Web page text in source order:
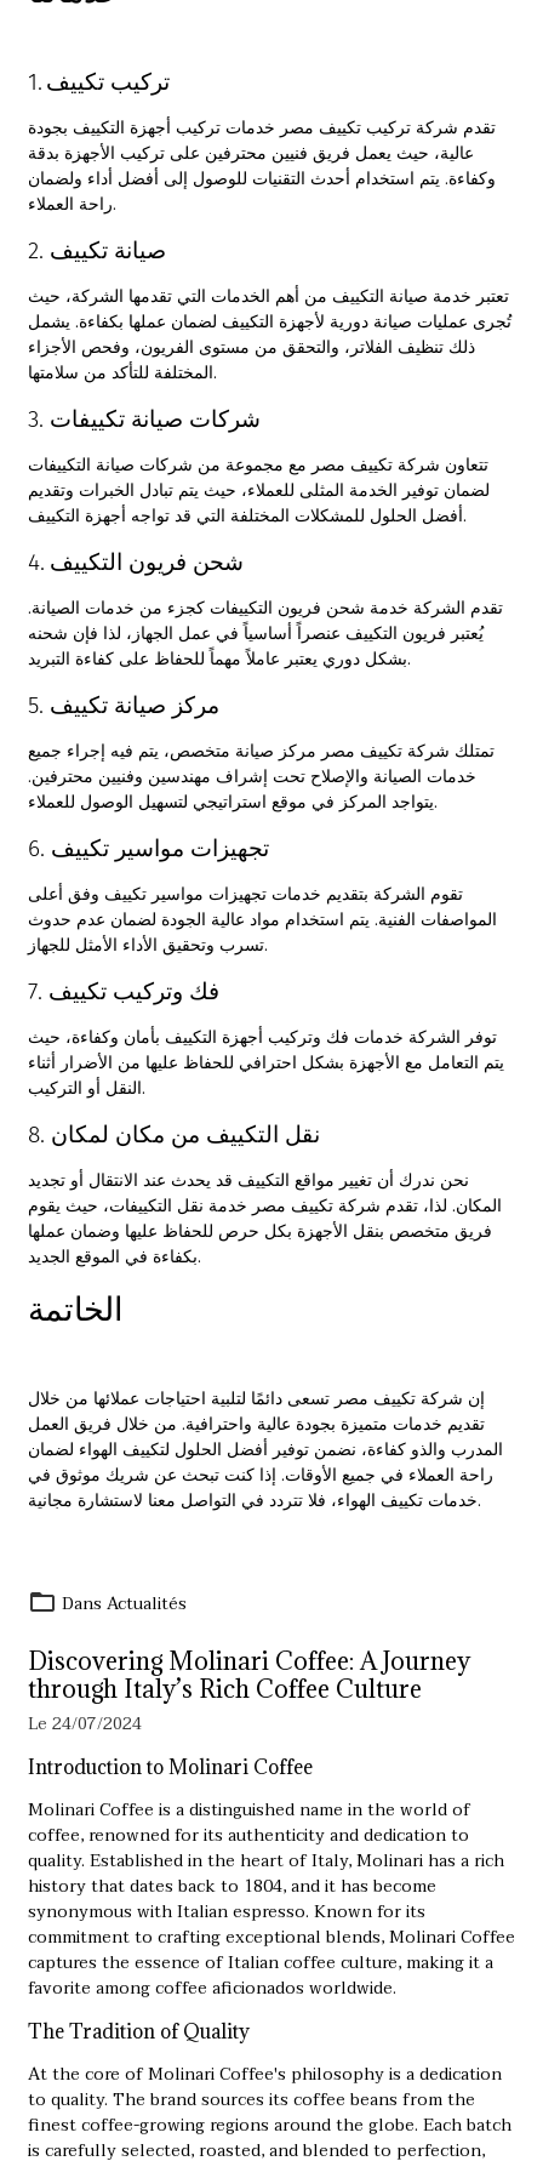
1. تركيب تكييف
تقدم شركة تركيب تكييف مصر خدمات تركيب أجهزة التكييف بجودة
عالية، حيث يعمل فريق فنيين محترفين على تركيب الأجهزة بدقة
وكفاءة. يتم استخدام أحدث التقنيات للوصول إلى أفضل أداء ولضمان
راحة العملاء.
2. صيانة تكييف
تعتبر خدمة صيانة التكييف من أهم الخدمات التي تقدمها الشركة، حيث
تُجرى عمليات صيانة دورية لأجهزة التكييف لضمان عملها بكفاءة. يشمل
ذلك تنظيف الفلاتر، والتحقق من مستوى الفريون، وفحص الأجزاء
المختلفة للتأكد من سلامتها.
3. شركات صيانة تكييفات
تتعاون شركة تكييف مصر مع مجموعة من شركات صيانة التكييفات
لضمان توفير الخدمة المثلى للعملاء، حيث يتم تبادل الخبرات وتقديم
أفضل الحلول للمشكلات المختلفة التي قد تواجه أجهزة التكييف.
4. شحن فريون التكييف
تقدم الشركة خدمة شحن فريون التكييفات كجزء من خدمات الصيانة.
يُعتبر فريون التكييف عنصراً أساسياً في عمل الجهاز، لذا فإن شحنه
بشكل دوري يعتبر عاملاً مهماً للحفاظ على كفاءة التبريد.
5. مركز صيانة تكييف
تمتلك شركة تكييف مصر مركز صيانة متخصص، يتم فيه إجراء جميع
خدمات الصيانة والإصلاح تحت إشراف مهندسين وفنيين محترفين.
يتواجد المركز في موقع استراتيجي لتسهيل الوصول للعملاء.
6. تجهيزات مواسير تكييف
تقوم الشركة بتقديم خدمات تجهيزات مواسير تكييف وفق أعلى
المواصفات الفنية. يتم استخدام مواد عالية الجودة لضمان عدم حدوث
تسرب وتحقيق الأداء الأمثل للجهاز.
7. فك وتركيب تكييف
توفر الشركة خدمات فك وتركيب أجهزة التكييف بأمان وكفاءة، حيث
يتم التعامل مع الأجهزة بشكل احترافي للحفاظ عليها من الأضرار أثناء
النقل أو التركيب.
8. نقل التكييف من مكان لمكان
نحن ندرك أن تغيير مواقع التكييف قد يحدث عند الانتقال أو تجديد
المكان. لذا، تقدم شركة تكييف مصر خدمة نقل التكييفات، حيث يقوم
فريق متخصص بنقل الأجهزة بكل حرص للحفاظ عليها وضمان عملها
بكفاءة في الموقع الجديد.
الخاتمة
إن شركة تكييف مصر تسعى دائمًا لتلبية احتياجات عملائها من خلال
تقديم خدمات متميزة بجودة عالية واحترافية. من خلال فريق العمل
المدرب والذو كفاءة، نضمن توفير أفضل الحلول لتكييف الهواء لضمان
راحة العملاء في جميع الأوقات. إذا كنت تبحث عن شريك موثوق في
خدمات تكييف الهواء، فلا تتردد في التواصل معنا لاستشارة مجانية.
Dans Actualités
Discovering Molinari Coffee: A Journey
through Italy’s Rich Coffee Culture
Le 24/07/2024
Introduction to Molinari Coffee
Molinari Coffee is a distinguished name in the world of
coffee, renowned for its authenticity and dedication to
quality. Established in the heart of Italy, Molinari has a rich
history that dates back to 1804, and it has become
synonymous with Italian espresso. Known for its
commitment to crafting exceptional blends,Molinari Coffee
captures the essence of Italian coffee culture, making it a
favorite among coffee aficionados worldwide.
The Tradition of Quality
At the core of Molinari Coffee's philosophy is a dedication
to quality. The brand sources its coffee beans from the
finest coffee-growing regions around the globe. Each batch
is carefully selected, roasted, and blended to perfection,